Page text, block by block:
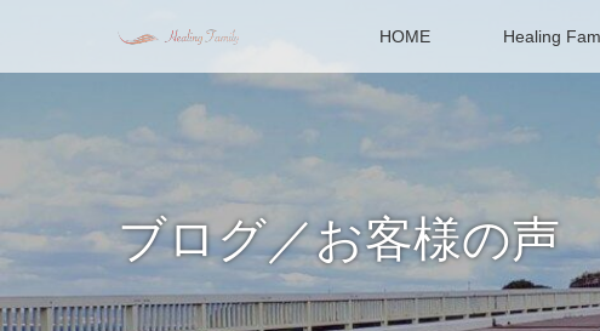
HOME Healing
ブログ／お客様の声